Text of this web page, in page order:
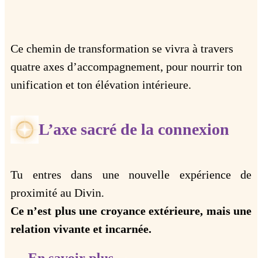
Ce chemin de transformation se vivra à travers
quatre axes d’accompagnement, pour nourrir ton
unification et ton élévation intérieure.
L’axe sacré de la connexion
Tu entres dans une nouvelle expérience de
proximité au Divin.
Ce n’est plus une croyance extérieure, mais une
relation vivante et incarnée.